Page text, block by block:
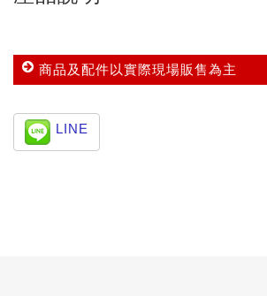
商品及配件以實際現場販售為主
LINE